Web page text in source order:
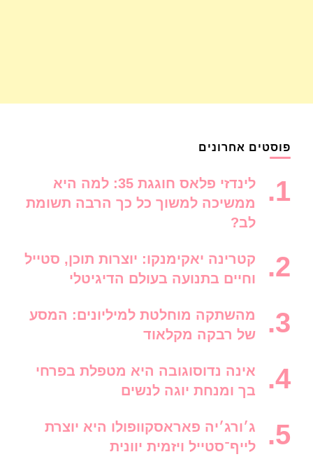
פוסטים אחרונים
לינדזי פלאס חוגגת 35: למה היא
ממשיכה למשוך כל כך הרבה תשומת
לב?
קטרינה יאקימנקו: יוצרות תוכן, סטייל
וחיים בתנועה בעולם הדיגיטלי
מהשתקה מוחלטת למיליונים: המסע
של רבקה מקלאוד
אינה נדוסוגובה היא מטפלת בפרחי
בך ומנחת יוגה לנשים
ג׳ורג׳יה פאראסקוופולו היא יוצרת
לייף־סטייל ויזמית יוונית